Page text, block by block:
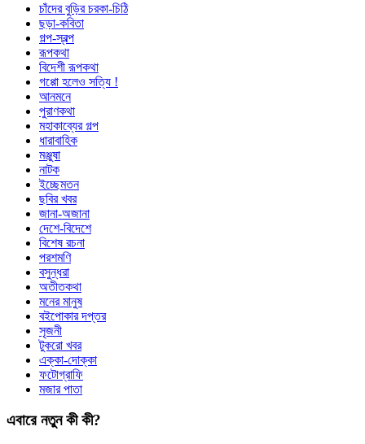
চাঁদের বুড়ির চরকা-চিঠি
ছড়া-কবিতা
গল্প-স্বল্প
রূপকথা
বিদেশী রূপকথা
গপ্পো হলেও সত্যি !
আনমনে
পুরাণকথা
মহাকাব্যের গল্প
ধারাবাহিক
মঞ্জুষা
নাটক
ইচ্ছেমতন
ছবির খবর
জানা-অজানা
দেশে-বিদেশে
বিশেষ রচনা
পরশমণি
বসুন্ধরা
অতীতকথা
মনের মানুষ
বইপোকার দপ্তর
সৃজনী
টুকরো খবর
এক্কা-দোক্কা
ফটোগ্রাফি
মজার পাতা
এবারে নতুন কী কী?